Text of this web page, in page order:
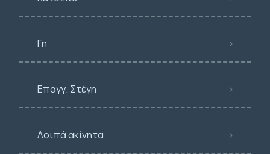
Γη
Επαγγ. Στέγη
Λοιπά ακίνητα